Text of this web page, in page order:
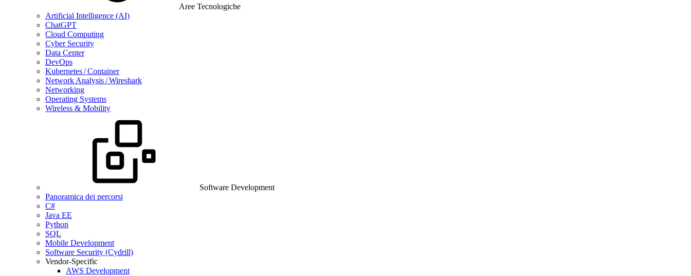
Aree Tecnologiche
Artificial Intelligence (AI)
ChatGPT
Cloud Computing
Cyber Security
Data Center
DevOps
Kubernetes / Container
Network Analysis / Wireshark
Networking
Operating Systems
Wireless & Mobility
Software Development
Panoramica dei percorsi
C#
Java EE
Python
SQL
Mobile Development
Software Security (Cydrill)
Vendor-Specific
AWS Development